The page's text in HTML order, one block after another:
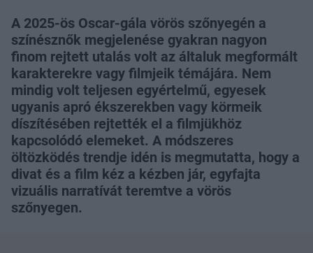
A 2025-ös Oscar-gála vörös szőnyegén a
színésznők megjelenése gyakran nagyon
finom rejtett utalás volt az általuk megformált
karakterekre vagy filmjeik témájára. Nem
mindig volt teljesen egyértelmű, egyesek
ugyanis apró ékszerekben vagy körmeik
díszítésében rejtették el a filmjükhöz
kapcsolódó elemeket. A módszeres
öltözködés trendje idén is megmutatta, hogy a
divat és a film kéz a kézben jár, egyfajta
vizuális narratívát teremtve a vörös
szőnyegen.